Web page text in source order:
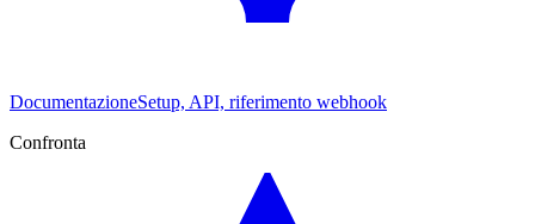
DocumentazioneSetup, API, riferimento webhook
Confronta